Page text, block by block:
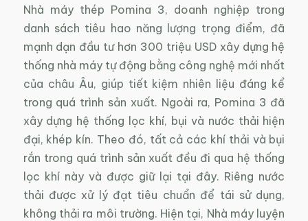
Nhà máy thép Pomina 3, doanh nghiệp trong
danh sách tiêu hao năng lượng trọng điểm, đã
mạnh dạn đầu tư hơn 300 triệu USD xây dựng hệ
thống nhà máy tự động bằng công nghệ mới nhất
của châu Âu, giúp tiết kiệm nhiên liệu đáng kể
trong quá trình sản xuất. Ngoài ra, Pomina 3 đã
xây dựng hệ thống lọc khí, bụi và nước thải hiện
đại, khép kín. Theo đó, tất cả các khí thải và bụi
rắn trong quá trình sản xuất đều đi qua hệ thống
lọc khí này và được giữ lại tại đây. Riêng nước
thải được xử lý đạt tiêu chuẩn để tái sử dụng,
không thải ra môi trường. Hiện tại, Nhà máy luyện